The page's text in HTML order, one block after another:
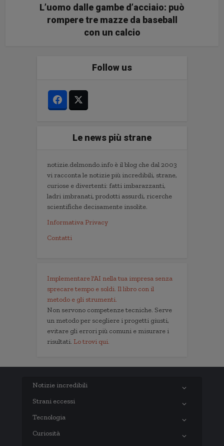
L’uomo dalle gambe d’acciaio: può
rompere tre mazze da baseball
con un calcio
Follow us
Le news più strane
notizie.delmondo.info è il blog che dal 2003
vi racconta le notizie più incredibili, strane,
curiose e divertenti: fatti imbarazzanti,
ladri imbranati, prodotti assurdi, ricerche
scientifiche decisamente insolite.
Informativa Privacy
Contatti
Implementare l'AI nella tua impresa senza
sprecare tempo e soldi. Il libro con il
metodo e gli strumenti.
Non servono competenze tecniche. Serve
un metodo per scegliere i progetti giusti,
evitare gli errori più comuni e misurare i
risultati. Lo trovi qui.
Notizie incredibili
Strani eccessi
Tecnologia
Curiosità